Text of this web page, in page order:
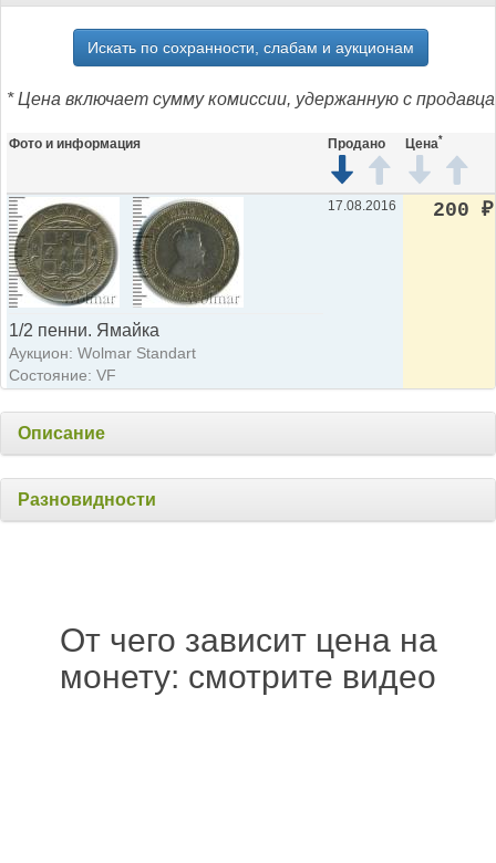
Искать по сохранности, слабам и аукционам
* Цена включает сумму комиссии, удержанную с продавца
Фото и информация Продано Цена*
1/2 пенни. Ямайка
Аукцион: Wolmar Standart
Состояние: VF
17.08.2016 200 ₽
Описание
Разновидности
От чего зависит цена на
монету: смотрите видео